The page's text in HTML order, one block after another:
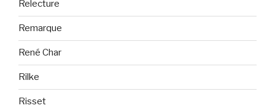
Relecture
Remarque
René Char
Rilke
Risset